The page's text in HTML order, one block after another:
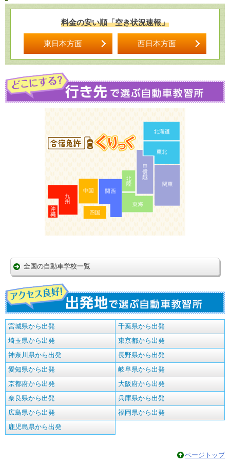
料金の安い順「空き状況速報」
東日本方面 西日本方面
全国の自動車学校一覧
宮城県から出発
千葉県から出発
埼玉県から出発
東京都から出発
神奈川県から出発
長野県から出発
愛知県から出発
岐阜県から出発
京都府から出発
大阪府から出発
奈良県から出発
兵庫県から出発
広島県から出発
福岡県から出発
鹿児島県から出発
ページトップ